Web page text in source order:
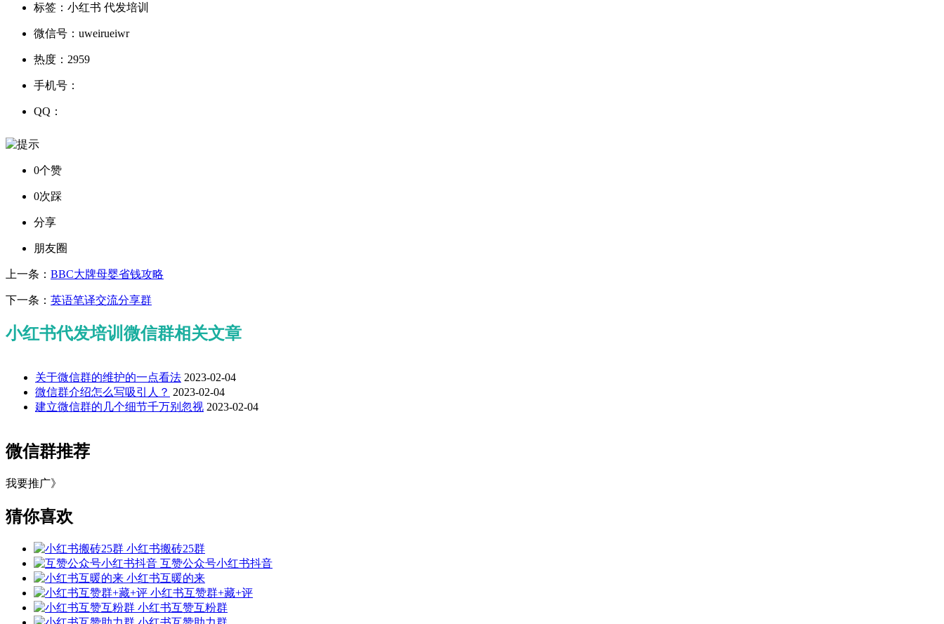
标签： 小红书 代发培训
微信号： uweirueiwr
热度： 2959
手机号：
QQ：
0个赞
0次踩
分享
朋友圈
上一条： BBC大牌母婴省钱攻略
下一条： 英语笔译交流分享群
小红书代发培训微信群相关文章
关于微信群的维护的一点看法 2023-02-04
微信群介绍怎么写吸引人？ 2023-02-04
建立微信群的几个细节千万别忽视 2023-02-04
微信群推荐
我要推广》
猜你喜欢
小红书搬砖25群
互赞公众号小红书抖音
小红书互暖的来
小红书互赞群+藏+评
小红书互赞互粉群